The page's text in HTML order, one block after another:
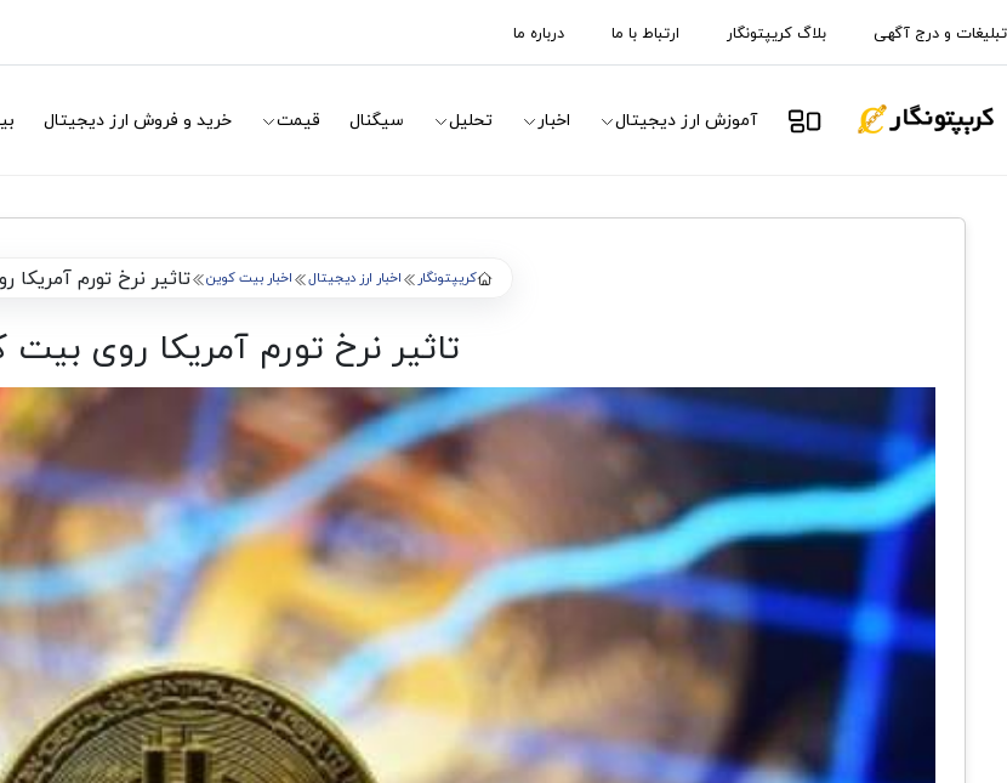
تبلیغات و درج آگهی بلاگ کریپتونگار ارتباط با ما درباره ما
آموزش ارز دیجیتال اخبار تحلیل سیگنال قیمت خرید و فروش ارز دیجیتال
کریپتونگار اخبار ارز دیجیتال اخبار بیت کوین تاثیر نرخ تورم
تاثیر نرخ تورم آمریکا روی